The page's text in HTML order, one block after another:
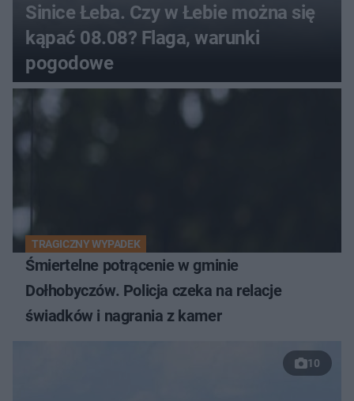
Sinice Łeba. Czy w Łebie można się
kąpać 08.08? Flaga, warunki
pogodowe
TRAGICZNY WYPADEK
Śmiertelne potrącenie w gminie
Dołhobyczów. Policja czeka na relacje
świadków i nagrania z kamer
10